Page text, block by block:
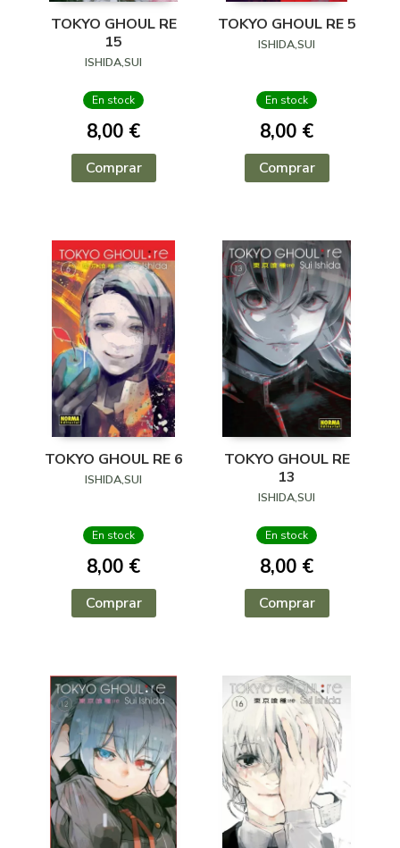
TOKYO GHOUL RE
15
ISHIDA,SUI
En stock
8,00 €
Comprar
TOKYO GHOUL RE 5
ISHIDA,SUI
En stock
8,00 €
Comprar
TOKYO GHOUL RE 6
ISHIDA,SUI
En stock
8,00 €
Comprar
TOKYO GHOUL RE
13
ISHIDA,SUI
En stock
8,00 €
Comprar